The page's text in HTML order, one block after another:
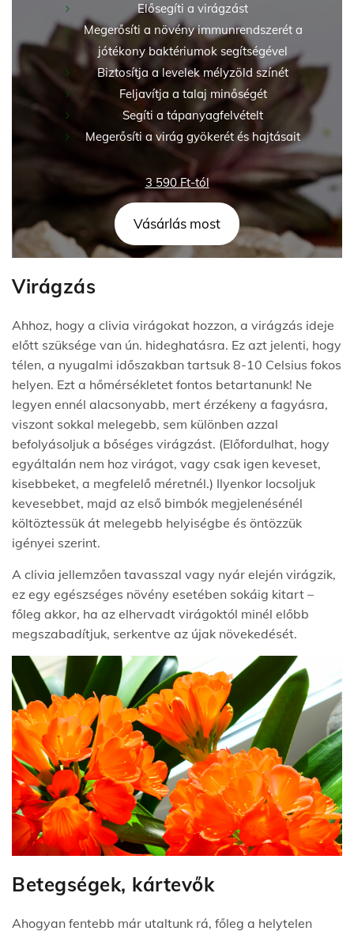
Elősegíti a virágzást
Megerősíti a növény immunrendszerét a
jótékony baktériumok segítségével
Biztosítja a levelek mélyzöld színét
Feljavítja a talaj minőségét
Segíti a tápanyagfelvételt
Megerősíti a virág gyökerét és hajtásait
3 590Ft-tól
Vásárlás most
Virágzás
Ahhoz, hogy a clivia virágokat hozzon, a virágzás ideje
előtt szüksége van ún. hideghatásra. Ez azt jelenti, hogy
télen, a nyugalmi időszakban tartsuk 8-10 Celsius fokos
helyen. Ezt a hőmérsékletet fontos betartanunk! Ne
legyen ennél alacsonyabb, mert érzékeny a fagyásra,
viszont sokkal melegebb, sem különben azzal
befolyásoljuk a bőséges virágzást. (Előfordulhat, hogy
egyáltalán nem hoz virágot, vagy csak igen keveset,
kisebbeket, a megfelelő méretnél.) Ilyenkor locsoljuk
kevesebbet, majd az első bimbók megjelenésénél
költöztessük át melegebb helyiségbe és öntözzük
igényei szerint.
A clivia jellemzően tavasszal vagy nyár elején virágzik,
ez egy egészséges növény esetében sokáig kitart –
főleg akkor, ha az elhervadt virágoktól minél előbb
megszabadítjuk, serkentve az újak növekedését.
Betegségek, kártevők
Ahogyan fentebb már utaltunk rá, főleg a helytelen